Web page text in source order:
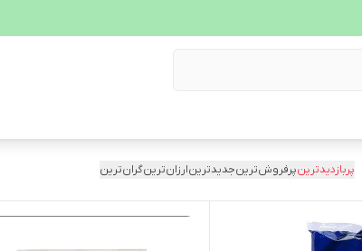
پربازدیدترینپرفروش‌ترینجدیدترینارزان‌ترینگران‌ترین